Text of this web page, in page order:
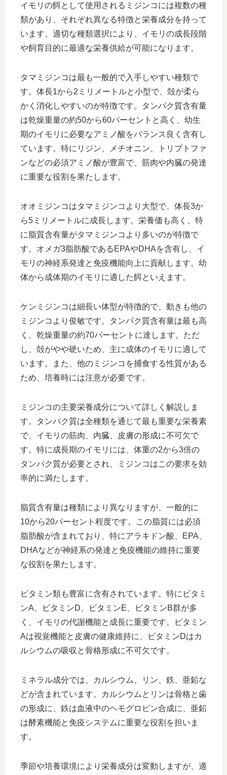
イモリの餌として使用されるミジンコには複数の種
類があり、それぞれ異なる特徴と栄養成分を持って
います。適切な種類選択により、イモリの成長段階
や飼育目的に最適な栄養供給が可能になります。
タマミジンコは最も一般的で入手しやすい種類で
す。体長1から2ミリメートルと小型で、殻が柔ら
かく消化しやすいのが特徴です。タンパク質含有量
は乾燥重量の約50から60パーセントと高く、幼生
期のイモリに必要なアミノ酸をバランス良く含有し
ています。特にリジン、メチオニン、トリプトファ
ンなどの必須アミノ酸が豊富で、筋肉や内臓の発達
に重要な役割を果たします。
オオミジンコはタマミジンコより大型で、体長3か
ら5ミリメートルに成長します。栄養価も高く、特
に脂質含有量がタマミジンコより多いのが特徴で
す。オメガ3脂肪酸であるEPAやDHAを含有し、イ
モリの神経系発達と免疫機能向上に貢献します。幼
体から成体期のイモリに適した餌といえます。
ケンミジンコは細長い体型が特徴的で、動きも他の
ミジンコより俊敏です。タンパク質含有量は最も高
く、乾燥重量の約70パーセントに達します。ただ
し、殻がやや硬いため、主に成体のイモリに適して
います。また、他のミジンコを捕食する性質がある
ため、培養時には注意が必要です。
ミジンコの主要栄養成分について詳しく解説しま
す。タンパク質は全種類を通じて最も重要な栄養素
で、イモリの筋肉、内臓、皮膚の形成に不可欠で
す。特に成長期のイモリには、体重の2から3倍の
タンパク質が必要とされ、ミジンコはこの要求を効
率的に満たします。
脂質含有量は種類により異なりますが、一般的に
10から20パーセント程度です。この脂質には必須
脂肪酸が含まれており、特にアラキドン酸、EPA、
DHAなどが神経系の発達と免疫機能の維持に重要
な役割を果たします。
ビタミン類も豊富に含有されています。特にビタミ
ンA、ビタミンD、ビタミンE、ビタミンB群が多
く、イモリの代謝機能と成長に重要です。ビタミン
Aは視覚機能と皮膚の健康維持に、ビタミンDはカ
ルシウムの吸収と骨格形成に不可欠です。
ミネラル成分では、カルシウム、リン、鉄、亜鉛な
どが含まれています。カルシウムとリンは骨格と歯
の形成に、鉄は血液中のヘモグロビン合成に、亜鉛
は酵素機能と免疫システムに重要な役割を担いま
す。
季節や培養環境により栄養成分は変動しますが、適